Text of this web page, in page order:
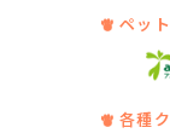
ペッ
各種